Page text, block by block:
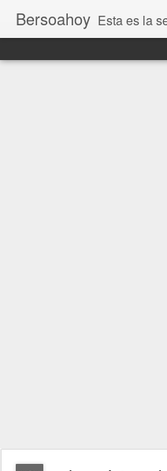
Bersoahoy Esta es la sección inicio del sitio